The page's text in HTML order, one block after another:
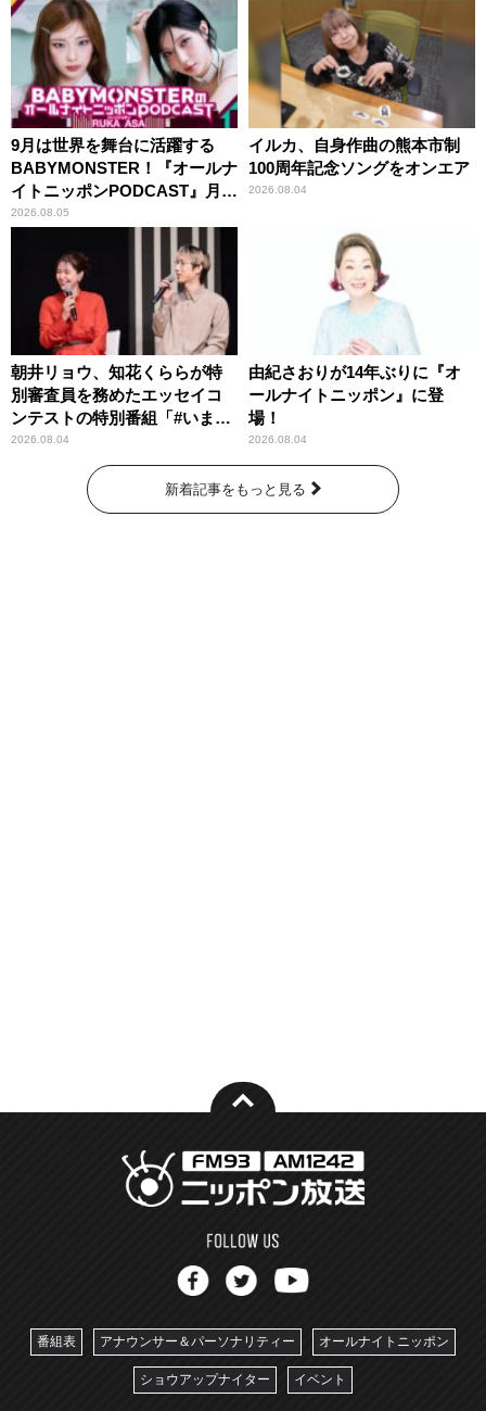
9月は世界を舞台に活躍する
BABYMONSTER！『オールナ
イトニッポンPODCAST』月替
わりパーソナリティ
2026.08.05
イルカ、自身作曲の熊本市制
100周年記念ソングをオンエア
2026.08.04
朝井リョウ、知花くららが特
別審査員を務めたエッセイコ
ンテストの特別番組「#いまあ
なたに伝えたいこと」
2026.08.04
由紀さおりが14年ぶりに『オ
ールナイトニッポン』に登
場！
2026.08.04
新着記事をもっと見る
番組表 アナウンサー＆パーソナリティー オールナイトニッポン
ショウアップナイター イベント